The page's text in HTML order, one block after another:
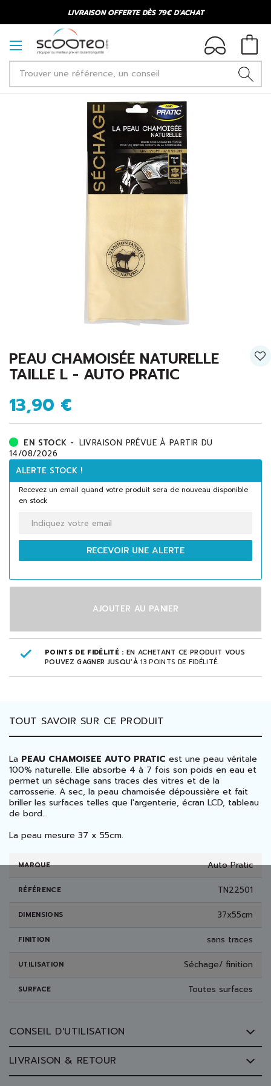
LIVRAISON OFFERTE DÈS 79€ D'ACHAT
PEAU CHAMOISÉE NATURELLE
TAILLE L - AUTO PRATIC
13,90 €
EN STOCK - LIVRAISON PRÉVUE À PARTIR DU
14/08/2026
ALERTE STOCK !
Recevez un email quand votre produit sera de nouveau disponible
en stock
RECEVOIR UNE ALERTE
AJOUTER AU PANIER
POINTS DE FIDÉLITÉ : EN ACHETANT CE PRODUIT VOUS
POUVEZ GAGNER JUSQU'À13POINTS DE FIDÉLITÉ.
TOUT SAVOIR SUR CE PRODUIT
La PEAU CHAMOISEE AUTO PRATIC est une peau véritale
100% naturelle. Elle absorbe 4 à 7 fois son poids en eau et
permet un séchage sans traces des vitres et de la
carrosserie. A sec, la peau chamoisée dépoussière et fait
briller les surfaces telles que l'argenterie, écran LCD, tableau
de bord...
La peau mesure 37 x 55cm.
MARQUE Auto Pratic
RÉFÉRENCE TN22501
DIMENSIONS 37x55cm
FINITION sans traces
UTILISATION Séchage/ finition
SURFACE Toutes surfaces
CONSEIL D'UTILISATION
LIVRAISON & RETOUR